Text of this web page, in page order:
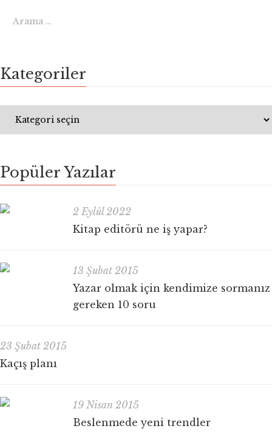
Kategoriler
Popüler Yazılar
2 Eylül 2022
Kitap editörü ne iş yapar?
13 Şubat 2015
Yazar olmak için kendimize sormanız
gereken 10 soru
23 Şubat 2015
Kaçış planı
19 Nisan 2015
Beslenmede yeni trendler